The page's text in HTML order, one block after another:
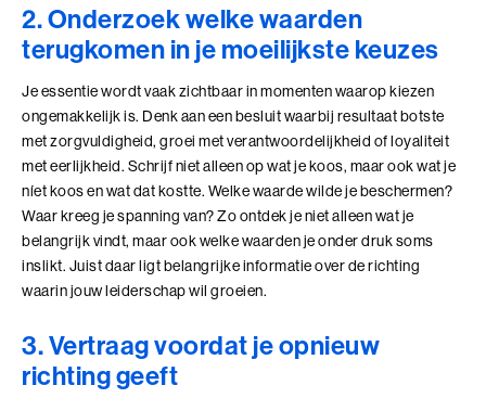
Leidinggeven aan eigenwijze Professionals
Leren Leiden
Leren Leiden (BaakBoost)
Management van Mensen
Management van Mensen (BaakBoost)
Moeilijke Gesprekken Voeren (BaakBoost)
2. Onderzoek welke waarden
terugkomen in je moeilijkste keuzes
Je essentie wordt vaak zichtbaar in momenten waarop kiezen
ongemakkelijk is. Denk aan een besluit waarbij resultaat botste
met zorgvuldigheid, groei met verantwoordelijkheid of loyaliteit
met eerlijkheid. Schrijf niet alleen op wat je koos, maar ook wat je
níet koos en wat dat kostte. Welke waarde wilde je beschermen?
Waar kreeg je spanning van? Zo ontdek je niet alleen wat je
belangrijk vindt, maar ook welke waarden je onder druk soms
inslikt. Juist daar ligt belangrijke informatie over de richting
waarin jouw leiderschap wil groeien.
3. Vertraag voordat je opnieuw
richting geeft